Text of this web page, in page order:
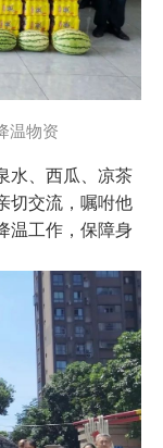
温物资
水、西瓜、凉茶
切交流，嘱咐他
温工作，保障身